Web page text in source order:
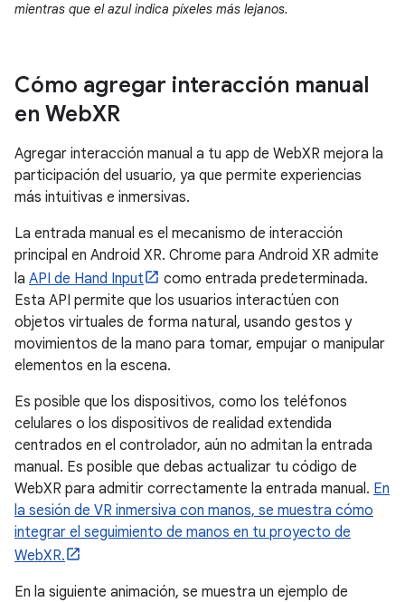
mientras que el azul indica píxeles más lejanos.
Cómo agregar interacción manual
en WebXR
Agregar interacción manual a tu app de WebXR mejora la
participación del usuario, ya que permite experiencias
más intuitivas e inmersivas.
La entrada manual es el mecanismo de interacción
principal en Android XR. Chrome para Android XR admite
la API de Hand Input
como entrada predeterminada.
Esta API permite que los usuarios interactúen con
objetos virtuales de forma natural, usando gestos y
movimientos de la mano para tomar, empujar o manipular
elementos en la escena.
Es posible que los dispositivos, como los teléfonos
celulares o los dispositivos de realidad extendida
centrados en el controlador, aún no admitan la entrada
manual. Es posible que debas actualizar tu código de
WebXR para admitir correctamente la entrada manual. En
la sesión de VR inmersiva con manos, se muestra cómo
integrar el seguimiento de manos en tu proyecto de
WebXR.
En la siguiente animación, se muestra un ejemplo de